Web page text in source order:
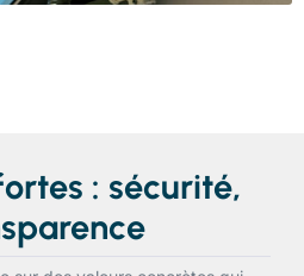
: sécurité,